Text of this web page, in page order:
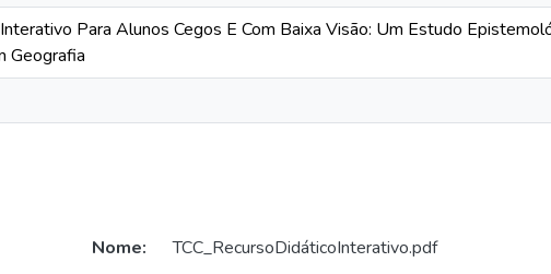
Para Alunos Cegos E Com Baixa Visão: Um Estudo
Geografia
Nome:
TCC_RecursoDidáticoInterativo.pdf